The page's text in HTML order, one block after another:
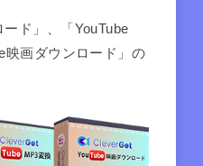
ード」、「YouTube
映画ダウンロード」の